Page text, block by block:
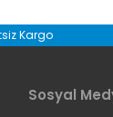
Kargo
Sosyal